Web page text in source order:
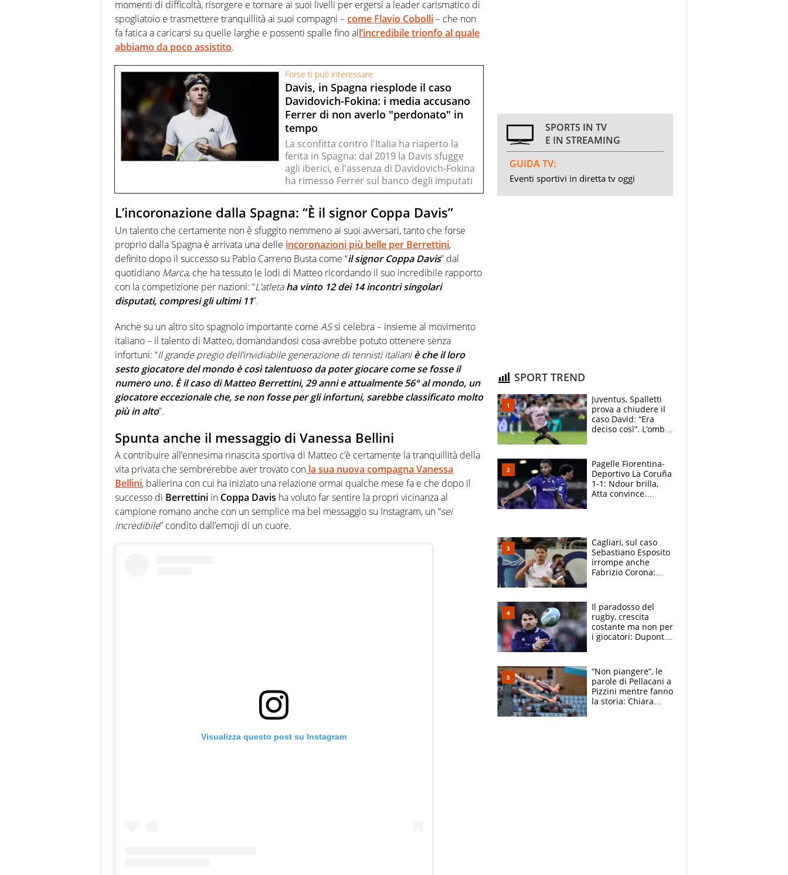
momenti di difficoltà, risorgere e tornare ai suoi livelli per ergersi a leader carismatico di
spogliatoio e trasmettere tranquillità ai suoi compagni –come Flavio Cobolli– che non
fa fatica a caricarsi su quelle larghe e possenti spalle fino all’incredibile trionfo al quale
abbiamo da poco assistito.
Forse ti può interessare
Davis, in Spagna riesplode il caso
Davidovich-Fokina: i media accusano
Ferrer di non averlo "perdonato" in
tempo
La sconfitta contro l'Italia ha riaperto la
ferita in Spagna: dal 2019 la Davis sfugge
agli iberici, e l'assenza di Davidovich-Fokina
ha rimesso Ferrer sul banco degli imputati
L’incoronazione dalla Spagna: “È il signor Coppa Davis”
Un talento che certamente non è sfuggito nemmeno ai suoi avversari, tanto che forse
proprio dalla Spagna è arrivata una delle incoronazioni più belle per Berrettini,
definito dopo il successo su Pablo Carreno Busta come “il signor Coppa Davis” dal
quotidiano Marca, che ha tessuto le lodi di Matteo ricordando il suo incredibile rapporto
con la competizione per nazioni: “L’atletaha vinto 12 dei 14 incontri singolari
disputati, compresi gli ultimi 11”.
Anche su un altro sito spagnolo importante come ASsi celebra – insieme al movimento
italiano – il talento di Matteo, domandandosi cosa avrebbe potuto ottenere senza
infortuni: “Il grande pregio dell’invidiabile generazione di tennisti italianiè che il loro
sesto giocatore del mondo è così talentuoso da poter giocare come se fosse il
numero uno. È il caso di Matteo Berrettini, 29 anni e attualmente 56° al mondo, un
giocatore eccezionale che, se non fosse per gli infortuni, sarebbe classificato molto
più in alto”.
Spunta anche il messaggio di Vanessa Bellini
A contribuire all’ennesima rinascita sportiva di Matteo c’è certamente la tranquillità della
vita privata che sembrerebbe aver trovato con la sua nuova compagna Vanessa
Bellini, ballerina con cui ha iniziato una relazione ormai qualche mese fa e che dopo il
successo di Berrettini in Coppa Davis ha voluto far sentire la propri vicinanza al
campione romano anche con un semplice ma bel messaggio su Instagram, un “sei
incredibile” condito dall’emoji di un cuore.
Visualizza questo post su Instagram
SPORTS IN TV
E IN STREAMING
GUIDA TV:
Eventi sportivi in diretta tv oggi
SPORT TREND
Juventus, Spalletti
prova a chiudere il
caso David: “Era
deciso così”. L’ombra
Pagelle Fiorentina-
Deportivo La Coruña
1-1: Ndour brilla,
Atta convince.
Cagliari, sul caso
Sebastiano Esposito
irrompe anche
Fabrizio Corona:
prove”
Il paradosso del
rugby, crescita
costante ma non per
i giocatori: Dupont
solo 1,4 milioni
all'anno
“Non piangere”, le
parole di Pellacani a
Pizzini mentre fanno
la storia: Chiara